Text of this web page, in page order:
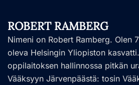
ROBERT RAMBERG
Nimeni on Robert Ramberg. Olen
oleva Helsingin Yliopiston
oppilaitoksen hallinnossa pitkän
Vääksyyn Järvenpäästä: tosin